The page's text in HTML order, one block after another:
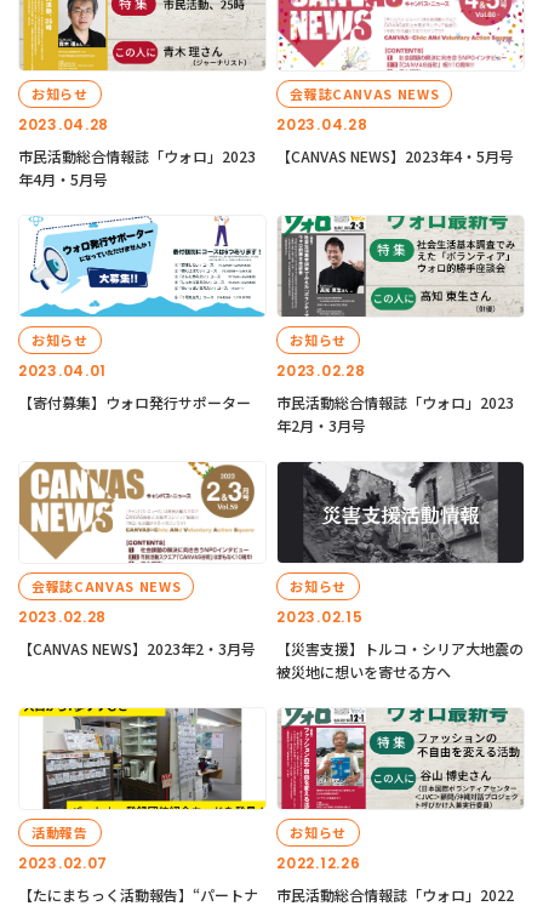
2023.04.28
お知らせ
市民活動総合情報誌「ウォロ」2023
年4月・5月号
2023.04.28
会報誌CANVAS NEWS
【CANVAS NEWS】2023年4・5月号
2023.04.01
お知らせ
【寄付募集】ウォロ発行サポーター
2023.02.28
お知らせ
市民活動総合情報誌「ウォロ」2023
年2月・3月号
2023.02.28
会報誌CANVAS NEWS
【CANVAS NEWS】2023年2・3月号
2023.02.15
お知らせ
【災害支援】トルコ・シリア大地震の
被災地に想いを寄せる方へ
2023.02.07
活動報告
【たにまちっく活動報告】“パートナ
2022.12.26
お知らせ
市民活動総合情報誌「ウォロ」2022